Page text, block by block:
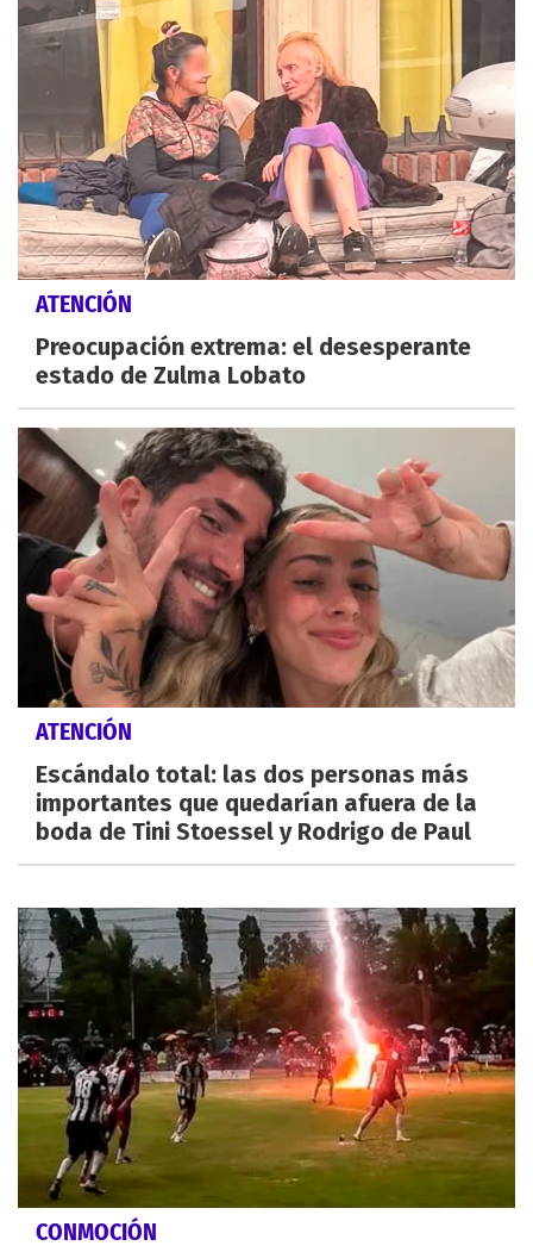
ATENCIÓN
Preocupación extrema: el desesperante
estado de Zulma Lobato
ATENCIÓN
Escándalo total: las dos personas más
importantes que quedarían afuera de la
boda de Tini Stoessel y Rodrigo de Paul
CONMOCIÓN